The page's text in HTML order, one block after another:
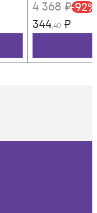
4 368 ₽-92%
344,40 ₽